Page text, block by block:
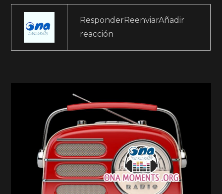
ResponderReenviarAñadir
reacción